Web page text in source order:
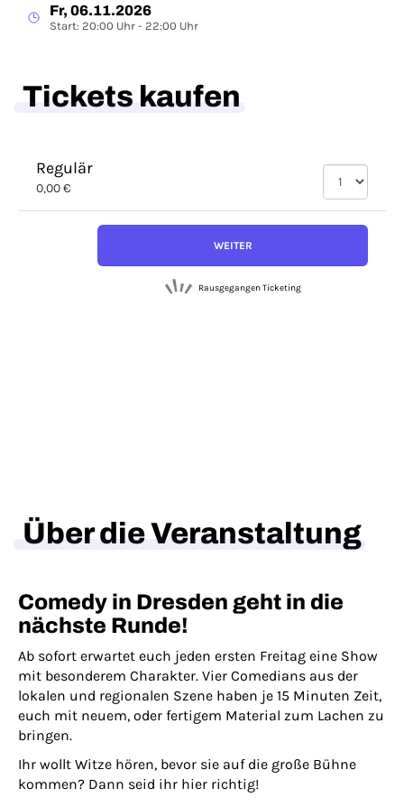
Fr, 06.11.2026
Start: 20:00 Uhr - 22:00 Uhr
Tickets kaufen
Regulär
0,00 €
WEITER
Rausgegangen Ticketing
Über die Veranstaltung
Comedy in Dresden geht in die
nächste Runde!
Ab sofort erwartet euch jeden ersten Freitag eine Show
mit besonderem Charakter. Vier Comedians aus der
lokalen und regionalen Szene haben je 15 Minuten Zeit,
euch mit neuem, oder fertigem Material zum Lachen zu
bringen.
Ihr wollt Witze hören, bevor sie auf die große Bühne
kommen? Dann seid ihr hier richtig!